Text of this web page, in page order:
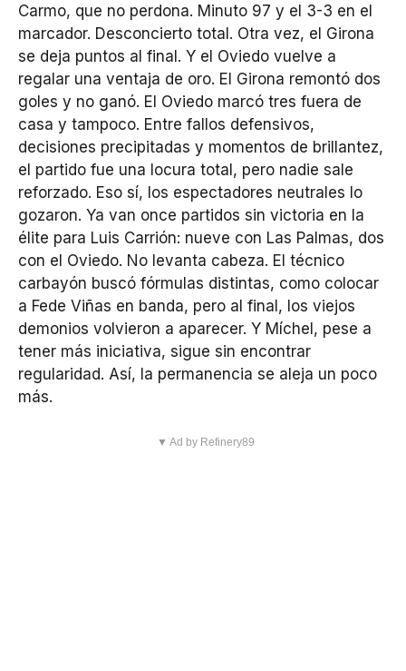
Carmo, que no perdona. Minuto 97 y el 3-3 en el
marcador. Desconcierto total. Otra vez, el Girona
se deja puntos al final. Y el Oviedo vuelve a
regalar una ventaja de oro. El Girona remontó dos
goles y no ganó. El Oviedo marcó tres fuera de
casa y tampoco. Entre fallos defensivos,
decisiones precipitadas y momentos de brillantez,
el partido fue una locura total, pero nadie sale
reforzado. Eso sí, los espectadores neutrales lo
gozaron. Ya van once partidos sin victoria en la
élite para Luis Carrión: nueve con Las Palmas, dos
con el Oviedo. No levanta cabeza. El técnico
carbayón buscó fórmulas distintas, como colocar
a Fede Viñas en banda, pero al final, los viejos
demonios volvieron a aparecer. Y Míchel, pese a
tener más iniciativa, sigue sin encontrar
regularidad. Así, la permanencia se aleja un poco
más.
▼ Ad by Refinery89